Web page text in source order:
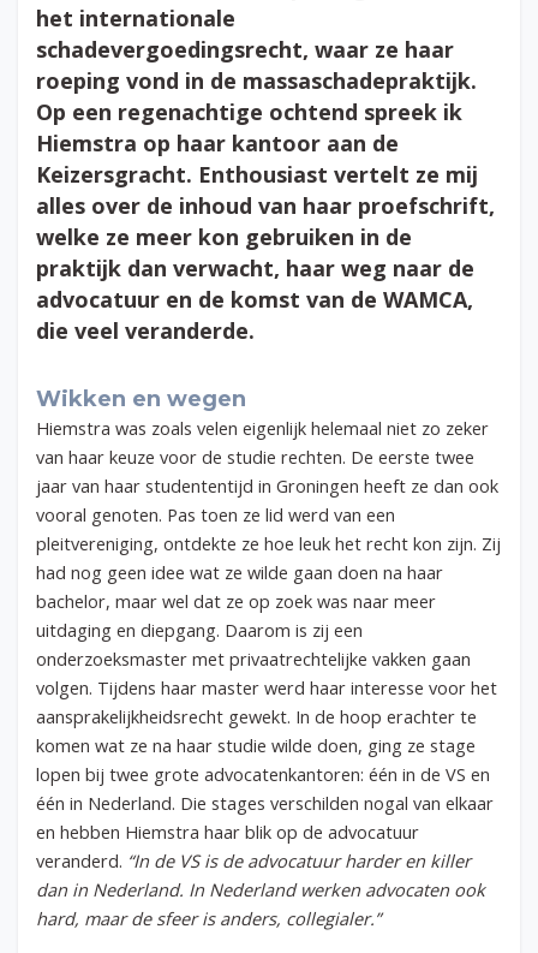
het internationale
schadevergoedingsrecht, waar ze haar
roeping vond in de massaschadepraktijk.
Op een regenachtige ochtend spreek ik
Hiemstra op haar kantoor aan de
Keizersgracht. Enthousiast vertelt ze mij
alles over de inhoud van haar proefschrift,
welke ze meer kon gebruiken in de
praktijk dan verwacht, haar weg naar de
advocatuur en de komst van de WAMCA,
die veel veranderde.
Wikken en wegen
Hiemstra was zoals velen eigenlijk helemaal niet zo zeker
van haar keuze voor de studie rechten. De eerste twee
jaar van haar studententijd in Groningen heeft ze dan ook
vooral genoten. Pas toen ze lid werd van een
pleitvereniging, ontdekte ze hoe leuk het recht kon zijn. Zij
had nog geen idee wat ze wilde gaan doen na haar
bachelor, maar wel dat ze op zoek was naar meer
uitdaging en diepgang. Daarom is zij een
onderzoeksmaster met privaatrechtelijke vakken gaan
volgen. Tijdens haar master werd haar interesse voor het
aansprakelijkheidsrecht gewekt. In de hoop erachter te
komen wat ze na haar studie wilde doen, ging ze stage
lopen bij twee grote advocatenkantoren: één in de VS en
één in Nederland. Die stages verschilden nogal van elkaar
en hebben Hiemstra haar blik op de advocatuur
veranderd. “In de VS is de advocatuur harder en killer
dan in Nederland. In Nederland werken advocaten ook
hard, maar de sfeer is anders, collegialer.”